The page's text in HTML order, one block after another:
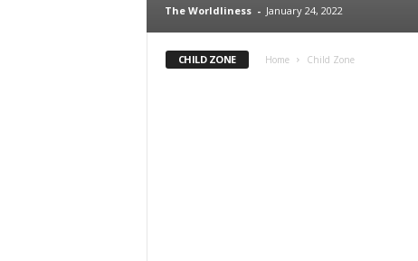
The Worldliness - January 24, 2022
CHILD ZONE Home Child Zone